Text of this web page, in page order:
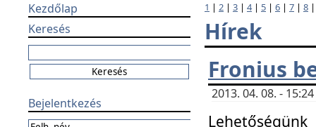
Kezdőlap
Keresés
Bejelentkezés
1 | 2 | 3 | 4| 5 | 6 | 7 | 8
Hírek
Fronius
2013. 04. 08. -